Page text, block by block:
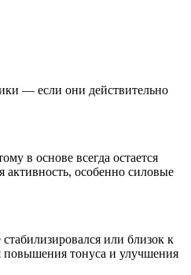
— если они действительно
в основе всегда остается
активность, особенно силовые
или близок к
повышения тонуса и улучшения